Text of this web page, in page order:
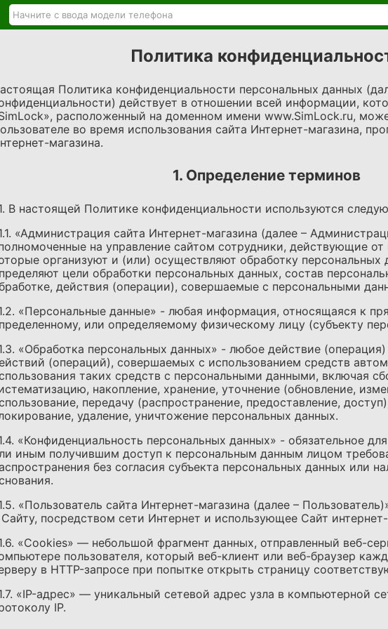
Политика
Политика конфиденциальности персональных данных
действует в отношении всей информации,
расположенный на доменном имени www.SimLock.ru,
во время использования сайта Интернет-магазина,
магазина.
1. Определение терминов
В настоящей Политике конфиденциальности используются
«Администрация сайта Интернет-магазина (далее –
на управление сайтом сотрудники, действующие
организуют и (или) осуществляют обработку персональных
цели обработки персональных данных, состав
действия (операции), совершаемые с персональными
«Персональные данные» - любая информация, относящаяся к
или определяемому физическому лицу (субъекту
«Обработка персональных данных» - любое действие
(операций), совершаемых с использованием средств
таких средств с персональными данными, включая
накопление, хранение, уточнение (обновление,
передачу (распространение, предоставление,
удаление, уничтожение персональных данных.
«Конфиденциальность персональных данных» - обязательное
иным получившим доступ к персональным данным лицом
без согласия субъекта персональных данных или
«Пользователь сайта Интернет-магазина (далее –
посредством сети Интернет и использующее Сайт
«Cookies» — небольшой фрагмент данных, отправленный веб-
пользователя, который веб-клиент или веб-браузер
в HTTP-запросе при попытке открыть страницу
«IP-адрес» — уникальный сетевой адрес узла в компьютерной
IP.